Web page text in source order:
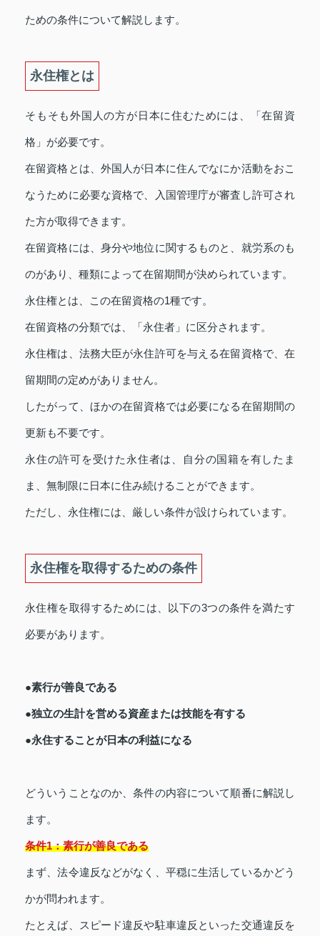
ための条件について解説します。
永住権とは
そもそも外国人の方が日本に住むためには、「在留資
格」が必要です。
在留資格とは、外国人が日本に住んでなにか活動をおこ
なうために必要な資格で、入国管理庁が審査し許可され
た方が取得できます。
在留資格には、身分や地位に関するものと、就労系のも
のがあり、種類によって在留期間が決められています。
永住権とは、この在留資格の1種です。
在留資格の分類では、「永住者」に区分されます。
永住権は、法務大臣が永住許可を与える在留資格で、在
留期間の定めがありません。
したがって、ほかの在留資格では必要になる在留期間の
更新も不要です。
永住の許可を受けた永住者は、自分の国籍を有したま
ま、無制限に日本に住み続けることができます。
ただし、永住権には、厳しい条件が設けられています。
永住権を取得するための条件
永住権を取得するためには、以下の3つの条件を満たす
必要があります。
●素行が善良である
●独立の生計を営める資産または技能を有する
●永住することが日本の利益になる
どういうことなのか、条件の内容について順番に解説し
ます。
条件1：素行が善良である
まず、法令違反などがなく、平穏に生活しているかどう
かが問われます。
たとえば、スピード違反や駐車違反といった交通違反を